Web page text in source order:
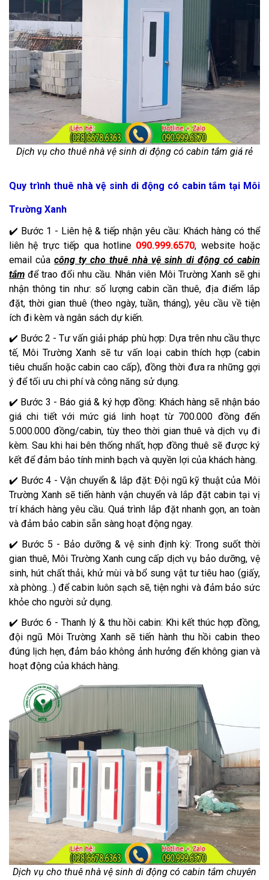
Dịch vụ cho thuê nhà vệ sinh di động có cabin tắm giá rẻ
Quy trình thuê nhà vệ sinh di động có cabin tắm tại Môi
Trường Xanh
✔️ Bước 1 - Liên hệ & tiếp nhận yêu cầu: Khách hàng có thể
liên hệ trực tiếp qua hotline 090.999.6570, website hoặc
email củacông ty cho thuê nhà vệ sinh di động có cabin
tắm để trao đổi nhu cầu. Nhân viên Môi Trường Xanh sẽ ghi
nhận thông tin như: số lượng cabin cần thuê, địa điểm lắp
đặt, thời gian thuê (theo ngày, tuần, tháng), yêu cầu về tiện
ích đi kèm và ngân sách dự kiến.
✔️ Bước 2 - Tư vấn giải pháp phù hợp: Dựa trên nhu cầu thực
tế, Môi Trường Xanh sẽ tư vấn loại cabin thích hợp (cabin
tiêu chuẩn hoặc cabin cao cấp), đồng thời đưa ra những gợi
ý để tối ưu chi phí và công năng sử dụng.
✔️ Bước 3 - Báo giá & ký hợp đồng: Khách hàng sẽ nhận báo
giá chi tiết với mức giá linh hoạt từ 700.000 đồng đến
5.000.000 đồng/cabin, tùy theo thời gian thuê và dịch vụ đi
kèm. Sau khi hai bên thống nhất, hợp đồng thuê sẽ được ký
kết để đảm bảo tính minh bạch và quyền lợi của khách hàng.
✔️ Bước 4 - Vận chuyển & lắp đặt: Đội ngũ kỹ thuật của Môi
Trường Xanh sẽ tiến hành vận chuyển và lắp đặt cabin tại vị
trí khách hàng yêu cầu. Quá trình lắp đặt nhanh gọn, an toàn
và đảm bảo cabin sẵn sàng hoạt động ngay.
✔️ Bước 5 - Bảo dưỡng & vệ sinh định kỳ: Trong suốt thời
gian thuê, Môi Trường Xanh cung cấp dịch vụ bảo dưỡng, vệ
sinh, hút chất thải, khử mùi và bổ sung vật tư tiêu hao (giấy,
xà phòng…) để cabin luôn sạch sẽ, tiện nghi và đảm bảo sức
khỏe cho người sử dụng.
✔️ Bước 6 - Thanh lý & thu hồi cabin: Khi kết thúc hợp đồng,
đội ngũ Môi Trường Xanh sẽ tiến hành thu hồi cabin theo
đúng lịch hẹn, đảm bảo không ảnh hưởng đến không gian và
hoạt động của khách hàng.
Dịch vụ cho thuê nhà vệ sinh di động có cabin tắm chuyên